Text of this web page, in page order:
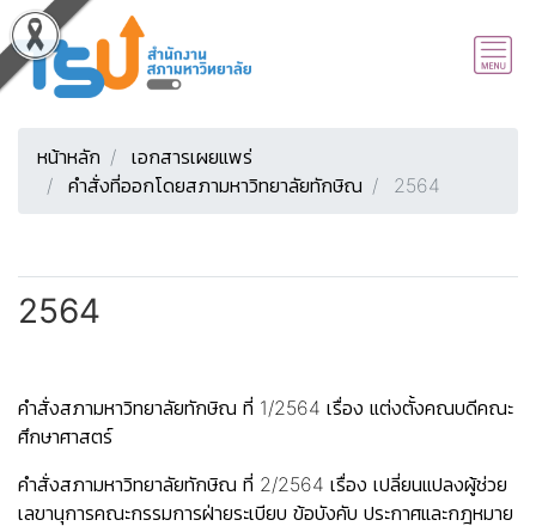
หน้าหลัก
เอกสารเผยแพร่
คำสั่งที่ออกโดยสภามหาวิทยาลัยทักษิณ
2564
2564
คำสั่งสภามหาวิทยาลัยทักษิณ ที่ 1/2564 เรื่อง แต่งตั้งคณบดีคณะ
ศึกษาศาสตร์
คำสั่งสภามหาวิทยาลัยทักษิณ ที่ 2/2564 เรื่อง เปลี่ยนแปลงผู้ช่วย
เลขานุการคณะกรรมการฝ่ายระเบียบ ข้อบังคับ ประกาศและกฎหมาย